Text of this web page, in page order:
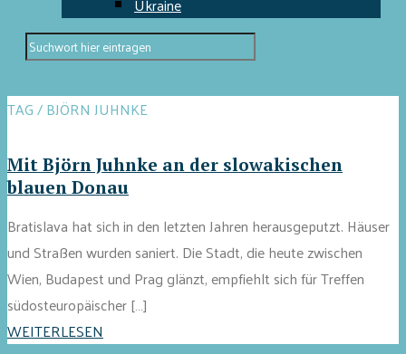
TAG / BJÖRN JUHNKE
Mit Björn Juhnke an der slowakischen
blauen Donau
Bratislava hat sich in den letzten Jahren herausgeputzt. Häuser
und Straßen wurden saniert. Die Stadt, die heute zwischen
Wien, Budapest und Prag glänzt, empfiehlt sich für Treffen
südosteuropäischer […]
WEITERLESEN